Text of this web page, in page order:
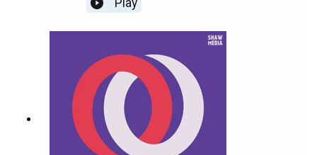
og sørge for at de får egne planer og tiltak. De må
bli identifisert, lyttet til og få hjelp til
familiesituasjon OG for egen del. Hør mer om
hvorfor det er nødvendig og møt vår nyansatte
Kim Elphinstone, som skal jobbe spesielt med
denne gruppen.MED I DENNE EPISODEN:Kim
Elphinstone fra Pårørendealliansen.Anne-Grethe
Terjesen fra Pårørendealliansen.Anita Vatland fra
Pårørendealliansen.FØLG OSS I SOSIALE
MEDIER:FacebookTwitterInstagramLinkedinNETT
Play